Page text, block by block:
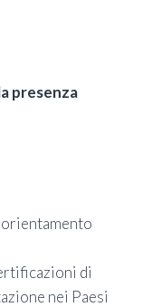
presenza
di
nei Paesi